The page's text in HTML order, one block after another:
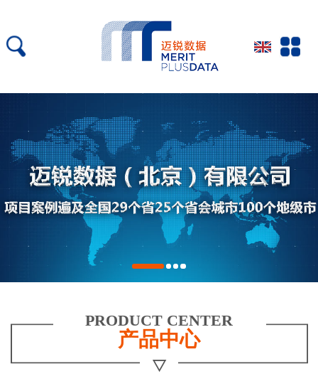
PRODUCT CENTER
产品中心